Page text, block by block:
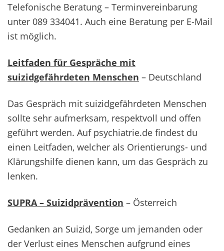
Telefonische Beratung – Terminvereinbarung
unter 089 334041. Auch eine Beratung per E-Mail
ist möglich.
Leitfaden für Gespräche mit
suizidgefährdeten Menschen – Deutschland
Das Gespräch mit suizidgefährdeten Menschen
sollte sehr aufmerksam, respektvoll und offen
geführt werden. Auf psychiatrie.de findest du
einen Leitfaden, welcher als Orientierungs- und
Klärungshilfe dienen kann, um das Gespräch zu
lenken.
SUPRA – Suizidprävention – Österreich
Gedanken an Suizid, Sorge um jemanden oder
der Verlust eines Menschen aufgrund eines